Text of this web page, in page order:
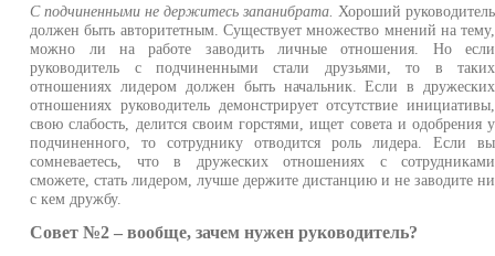
С подчиненными не держитесь запанибрата. Хороший руководитель
должен быть авторитетным. Существует множество мнений на тему,
можно ли на работе заводить личные отношения. Но если
руководитель с подчиненными стали друзьями, то в таких
отношениях лидером должен быть начальник. Если в дружеских
отношениях руководитель демонстрирует отсутствие инициативы,
свою слабость, делится своим горстями, ищет совета и одобрения у
подчиненного, то сотруднику отводится роль лидера. Если вы
сомневаетесь, что в дружеских отношениях с сотрудниками
сможете, стать лидером, лучше держите дистанцию и не заводите ни
с кем дружбу.
Совет №2 – вообще, зачем нужен руководитель?